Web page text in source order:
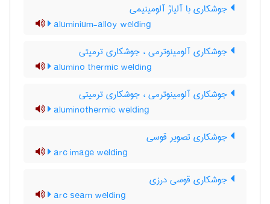
جوشکاری با آلیاژ آلومینیمی
aluminium-alloy welding
جوشکاری آلومینوترمی ، جوشکاری ترمیتی
alumino thermic welding
جوشکاری آلومینوترمی ، جوشکاری ترمیتی
aluminothermic welding
جوشکاری تصویر قوسی
arc image welding
جوشکاری قوسی درزی
arc seam welding